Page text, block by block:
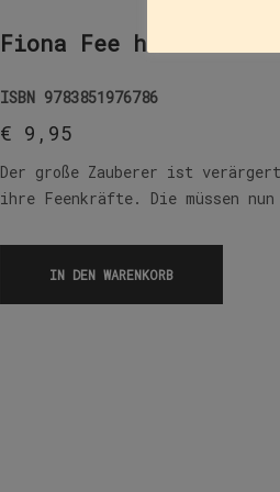
Fiona Fee hat keine
ISBN 9783851976786
€ 9,95
Der große Zauberer ist
ihre Feenkräfte. Die müssen
IN DEN WARENKORB